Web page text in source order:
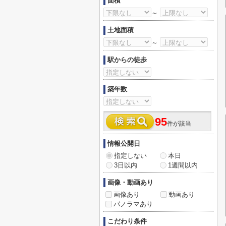
～
土地面積
～
駅からの徒歩
築年数
95件が該当
情報公開日
指定しない
本日
3日以内
1週間以内
画像・動画あり
画像あり
動画あり
パノラマあり
こだわり条件